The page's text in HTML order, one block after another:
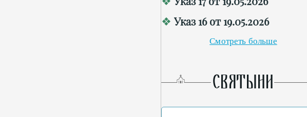
Указ 16 от 19.05.2026
Смотреть больше
СВЯТЫНИ